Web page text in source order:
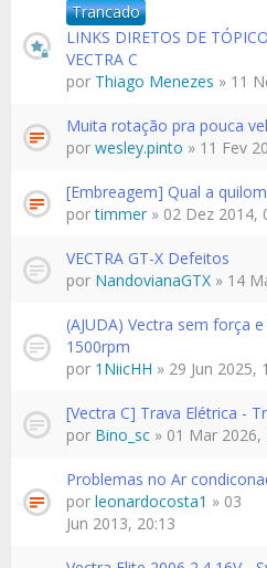
Trancado
LINKS DIRETOS DE
VECTRA C
por Thiago Menezes » 11
Muita rotação pra pouca
por wesley.pinto » 11 Fev
[Embreagem] Qual a
portimmer » 02 Dez 2014,
VECTRA GT-X Defeitos
por NandovianaGTX » 14
(AJUDA) Vectra sem força
1500rpm
por 1NiicHH » 29 Jun 2025,
[Vectra C] Trava Elétrica -
por Bino_sc » 01 Mar 2026,
Problemas no Ar
por leonardocosta1 » 03
Jun 2013, 20:13